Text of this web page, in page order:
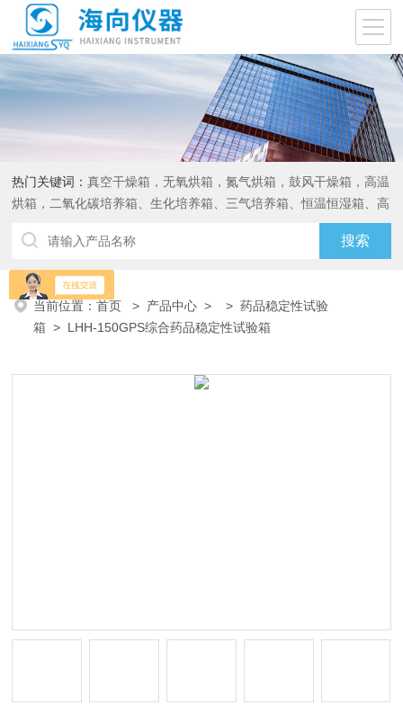
热门关键词：真空干燥箱，无氧烘箱，氮气烘箱，鼓风干燥箱，高温
烘箱，二氧化碳培养箱、生化培养箱、三气培养箱、恒温恒湿箱、高
当前位置：首页 > 产品中心 > >药品稳定性试验
箱 > LHH-150GPS综合药品稳定性试验箱